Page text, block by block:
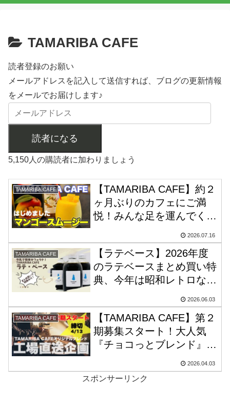
TAMARIBA CAFE
読者登録のお願い
メールアドレスを記入して送信すれば、ブログの更新情報
をメールでお届けします♪
読者になる
5,150人の購読者に加わりましょう
TAMARIBA CAFE
【TAMARIBA CAFE】約２
ヶ月ぶりのカフェにご満
悦！みんな足を運んでくれ
ムージー解禁！
2026.07.16
TAMARIBA CAFE
【ラテベース】2026年度
のラテベースまとめ買い特
典、今年は昭和レトロな説
した。
2026.06.03
TAMARIBA CAFE
【TAMARIBA CAFE】第２
期募集スタート！大人気
『チョコっとブレンド』を
締め切りは４月１３日
（月）です！
2026.04.03
スポンサーリンク